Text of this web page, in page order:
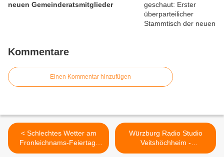
neuen Gemeinderatsmitglieder
Kommentare
Einen Kommentar hinzufügen
< Schlechtes Wetter am
Fronleichnams-Feiertag:
Pfarrer hält Gottesdienst
Würzburg Radio Studio
Veitshöchheim -
Sendeausschnitte vom